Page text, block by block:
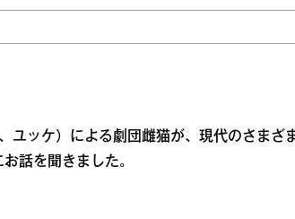
ユッケ）による劇団雌猫が、現代のさまざ
話を聞きました。